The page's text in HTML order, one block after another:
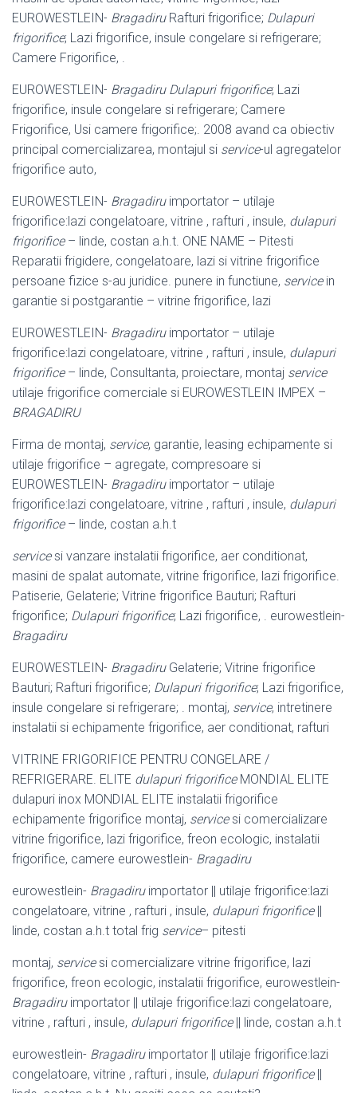
EUROWESTLEIN- BragadiruRafturi frigorifice; Dulapuri
frigorifice; Lazi frigorifice, insule congelare si refrigerare;
Camere Frigorifice, .
EUROWESTLEIN- Bragadiru Dulapuri frigorifice; Lazi
frigorifice, insule congelare si refrigerare; Camere
Frigorifice, Usi camere frigorifice;. 2008 avand ca obiectiv
principal comercializarea, montajul si service-ul agregatelor
frigorifice auto,
EUROWESTLEIN- Bragadiruimportator – utilaje
frigorifice:lazi congelatoare, vitrine , rafturi , insule, dulapuri
frigorifice– linde, costan a.h.t. ONE NAME – Pitesti
Reparatii frigidere, congelatoare, lazi si vitrine frigorifice
persoane fizice s-au juridice. punere in functiune, servicein
garantie si postgarantie – vitrine frigorifice, lazi
EUROWESTLEIN- Bragadiruimportator – utilaje
frigorifice:lazi congelatoare, vitrine , rafturi , insule, dulapuri
frigorifice– linde, Consultanta, proiectare, montaj service
utilaje frigorifice comerciale si EUROWESTLEIN IMPEX –
BRAGADIRU
Firma de montaj, service, garantie, leasing echipamente si
utilaje frigorifice – agregate, compresoare si
EUROWESTLEIN- Bragadiruimportator – utilaje
frigorifice:lazi congelatoare, vitrine , rafturi , insule, dulapuri
frigorifice– linde, costan a.h.t
servicesi vanzare instalatii frigorifice, aer conditionat,
masini de spalat automate, vitrine frigorifice, lazi frigorifice.
Patiserie, Gelaterie; Vitrine frigorifice Bauturi; Rafturi
frigorifice; Dulapuri frigorifice; Lazi frigorifice, . eurowestlein-
Bragadiru
EUROWESTLEIN- BragadiruGelaterie; Vitrine frigorifice
Bauturi; Rafturi frigorifice; Dulapuri frigorifice; Lazi frigorifice,
insule congelare si refrigerare; . montaj, service, intretinere
instalatii si echipamente frigorifice, aer conditionat, rafturi
VITRINE FRIGORIFICE PENTRU CONGELARE /
REFRIGERARE. ELITE dulapuri frigorificeMONDIAL ELITE
dulapuri inox MONDIAL ELITE instalatii frigorifice
echipamente frigorifice montaj, servicesi comercializare
vitrine frigorifice, lazi frigorifice, freon ecologic, instalatii
frigorifice, camere eurowestlein- Bragadiru
eurowestlein- Bragadiruimportator || utilaje frigorifice:lazi
congelatoare, vitrine , rafturi , insule, dulapuri frigorifice||
linde, costan a.h.t total frig service– pitesti
montaj, servicesi comercializare vitrine frigorifice, lazi
frigorifice, freon ecologic, instalatii frigorifice, eurowestlein-
Bragadiruimportator || utilaje frigorifice:lazi congelatoare,
vitrine , rafturi , insule, dulapuri frigorifice|| linde, costan a.h.t
eurowestlein- Bragadiruimportator || utilaje frigorifice:lazi
congelatoare, vitrine , rafturi , insule, dulapuri frigorifice||